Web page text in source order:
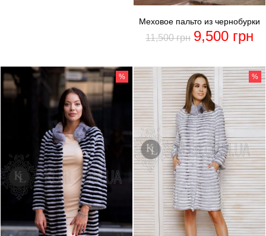
Меховое пальто из чернобурки
11,500грн 9,500 грн
% %